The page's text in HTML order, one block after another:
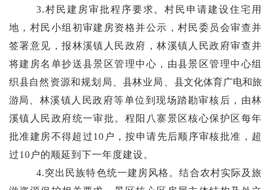
3.村民建房审批程序要求。村民申请建设住宅用
地， 村民小组初审建房资格并公示 ，村民委员会审查并
签署意见 ，报林溪镇人民政府，林溪镇人民政府审查并
将建房名单抄送县景区管理中心，由县景区管理中心组
织县自然资源和规划局、 县林业局、 县文化体育广电和旅
游局
林溪镇人民政府等单位到现场踏勘审核后， 由林
溪镇人民政府统一审批。 程阳八寨景区核心保护区每年
批准建房不得超过10 户 ，按申请先后顺序审核批准 ，超
过10 户的顺延到下一年度建设 。
4.突出民族特色统一建房风格 。结合农村实际及旅